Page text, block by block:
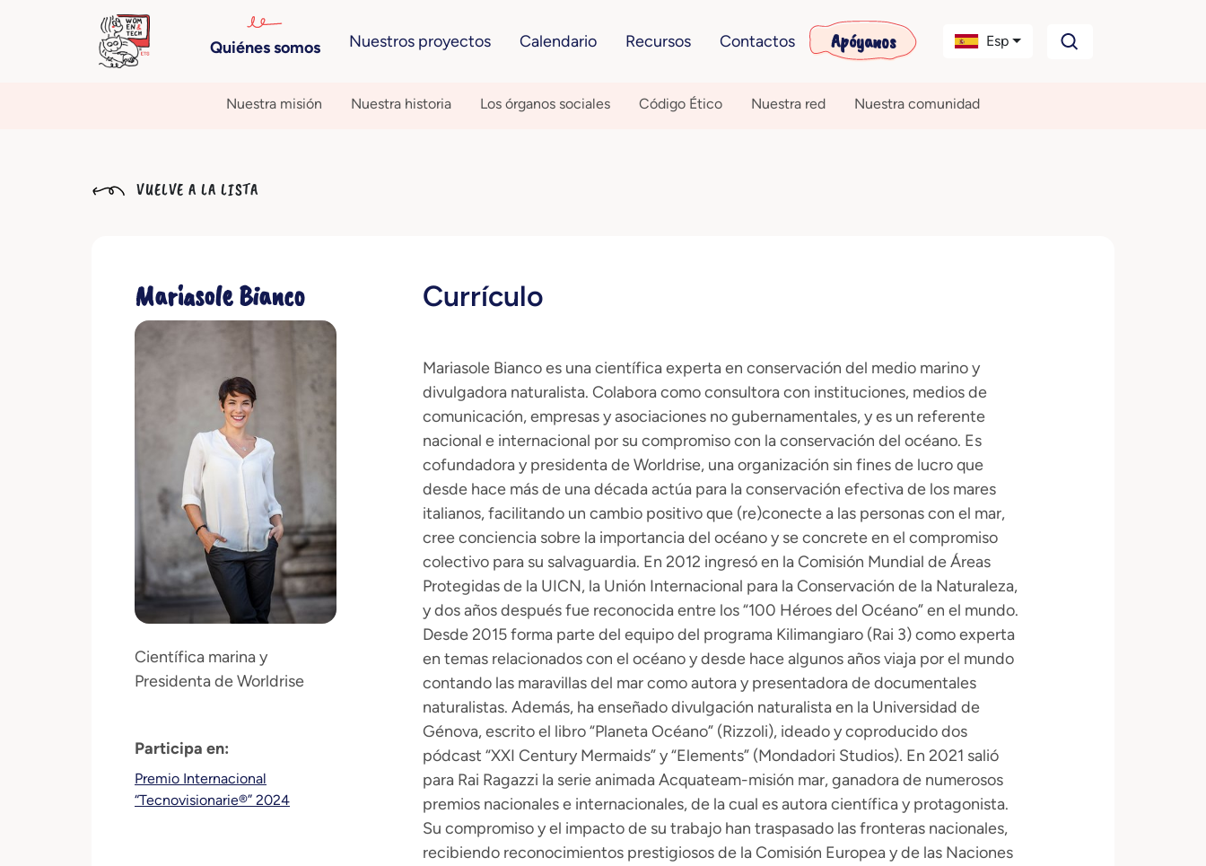
Quiénes somos Nuestros proyectos Calendario Recursos Contactos Apóyanos Esp
Nuestra misión Nuestra historia Los órganos sociales Código Ético Nuestra red Nuestra comunidad
VUELVE A LA LISTA
Mariasole Bianco
Científica marina y
Presidenta de Worldrise
Participa en:
Premio Internacional
“Tecnovisionarie®” 2024
Currículo
Mariasole Bianco es una científica experta en conservación del medio marino y
divulgadora naturalista. Colabora como consultora con instituciones, medios de
comunicación, empresas y asociaciones no gubernamentales, y es un referente
nacional e internacional por su compromiso con la conservación del océano. Es
cofundadora y presidenta de Worldrise, una organización sin fines de lucro que
desde hace más de una década actúa para la conservación efectiva de los mares
italianos, facilitando un cambio positivo que (re)conecte a las personas con el mar,
cree conciencia sobre la importancia del océano y se concrete en el compromiso
colectivo para su salvaguardia. En 2012 ingresó en la Comisión Mundial de Áreas
Protegidas de la UICN, la Unión Internacional para la Conservación de la Naturaleza,
y dos años después fue reconocida entre los “100 Héroes del Océano” en el mundo.
Desde 2015 forma parte del equipo del programa Kilimangiaro (Rai 3) como experta
en temas relacionados con el océano y desde hace algunos años viaja por el mundo
contando las maravillas del mar como autora y presentadora de documentales
naturalistas. Además, ha enseñado divulgación naturalista en la Universidad de
Génova, escrito el libro “Planeta Océano” (Rizzoli), ideado y coproducido dos
pódcast “XXI Century Mermaids” y “Elements” (Mondadori Studios). En 2021 salió
para Rai Ragazzi la serie animada Acquateam-misión mar, ganadora de numerosos
premios nacionales e internacionales, de la cual es autora científica y protagonista.
Su compromiso y el impacto de su trabajo han traspasado las fronteras nacionales,
recibiendo reconocimientos prestigiosos de la Comisión Europea y de las Naciones